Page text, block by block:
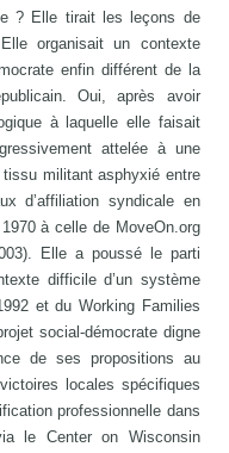
? Elle tirait les leçons de
organisait un contexte
enfin différent de la
Oui, après avoir
à laquelle elle faisait
attelée à une
militant asphyxié entre
d’affiliation syndicale en
à celle de MoveOn.org
Elle a poussé le parti
difficile d’un système
et du Working Families
social-démocrate digne
de ses propositions au
locales spécifiques
professionnelle dans
le Center on Wisconsin